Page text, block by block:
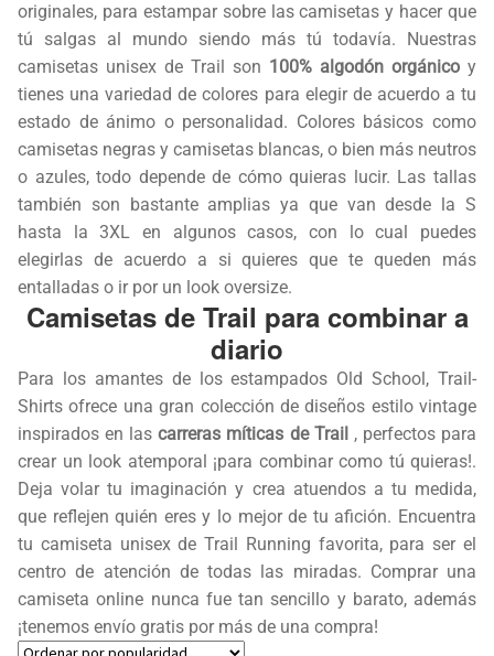
originales, para estampar sobre las camisetas y hacer que
tú salgas al mundo siendo más tú todavía. Nuestras
camisetas unisex de Trail son 100% algodón orgánico y
tienes una variedad de colores para elegir de acuerdo a tu
estado de ánimo o personalidad. Colores básicos como
camisetas negras y camisetas blancas, o bien más neutros
o azules, todo depende de cómo quieras lucir. Las tallas
también son bastante amplias ya que van desde la S
hasta la 3XL en algunos casos, con lo cual puedes
elegirlas de acuerdo a si quieres que te queden más
entalladas o ir por un look oversize.
Camisetas de Trail para combinar a
diario
Para los amantes de los estampados Old School, Trail-
Shirts ofrece una gran colección de diseños estilo vintage
inspirados en lascarreras míticas de Trail , perfectos para
crear un look atemporal ¡para combinar como tú quieras!.
Deja volar tu imaginación y crea atuendos a tu medida,
que reflejen quién eres y lo mejor de tu afición. Encuentra
tu camiseta unisex de Trail Running favorita, para ser el
centro de atención de todas las miradas. Comprar una
camiseta online nunca fue tan sencillo y barato, además
¡tenemos envío gratis por más de una compra!